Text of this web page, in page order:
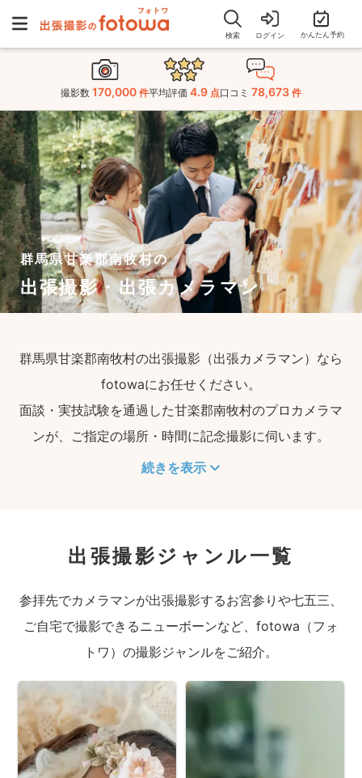
検索 ログイン かんたん予約
撮影数 170,000 件平均評価 4.9 点口コミ 78,673 件
群馬県甘楽郡南牧村の
出張撮影・出張カメラマン
群馬県甘楽郡南牧村の出張撮影（出張カメラマン）なら
fotowaにお任せください。
面談・実技試験を通過した甘楽郡南牧村のプロカメラマ
ンが、ご指定の場所・時間に記念撮影に伺います。
続きを表示
出張撮影ジャンル一覧
参拝先でカメラマンが出張撮影するお宮参りや七五三、
ご自宅で撮影できるニューボーンなど、fotowa（フォ
トワ）の撮影ジャンルをご紹介。